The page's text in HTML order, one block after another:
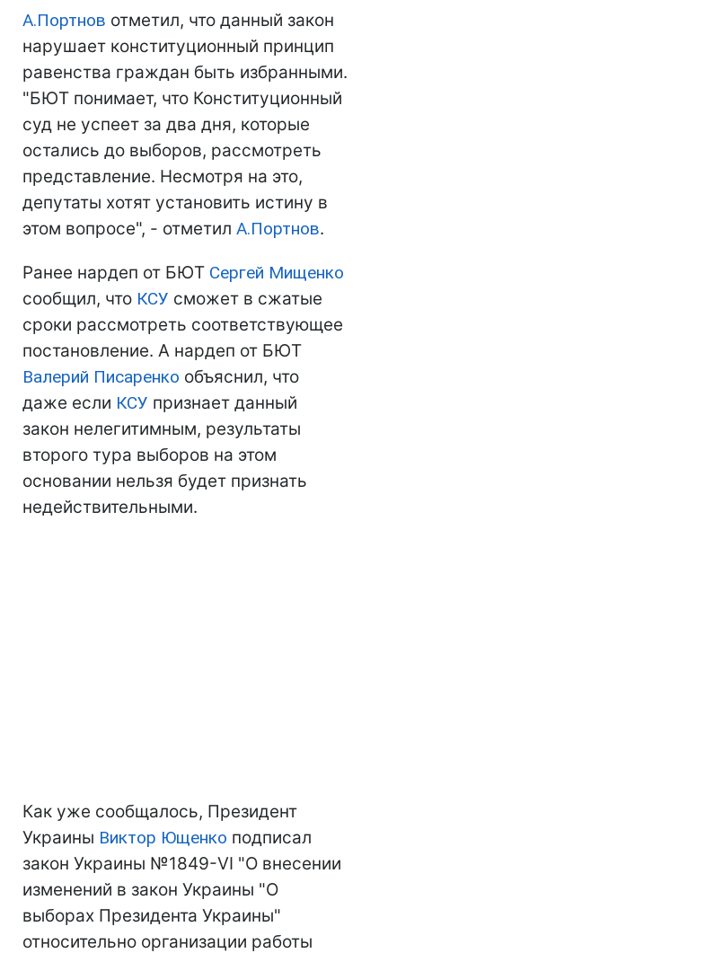
А.Портнов отметил, что данный закон
нарушает конституционный принцип
равенства граждан быть избранными.
"БЮТ понимает, что Конституционный
суд не успеет за два дня, которые
остались до выборов, рассмотреть
представление. Несмотря на это,
депутаты хотят установить истину в
этом вопросе", - отметил А.Портнов.
Ранее нардеп от БЮТ Сергей Мищенко
сообщил, что КСУ сможет в сжатые
сроки рассмотреть соответствующее
постановление. А нардеп от БЮТ
Валерий Писаренко объяснил, что
даже если КСУ признает данный
закон нелегитимным, результаты
второго тура выборов на этом
основании нельзя будет признать
недействительными.
Как уже сообщалось, Президент
Украины Виктор Ющенко подписал
закон Украины №1849-VI "О внесении
изменений в закон Украины "О
выборах Президента Украины"
относительно организации работы